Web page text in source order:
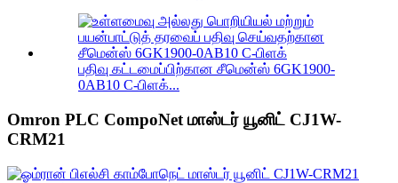
பதிவு கட்டமைப்பிற்கான சீமென்ஸ் 6GK1900-
0AB10 C-பிளக்...
Omron PLC CompoNet மாஸ்டர் யூனிட் CJ1W-
CRM21